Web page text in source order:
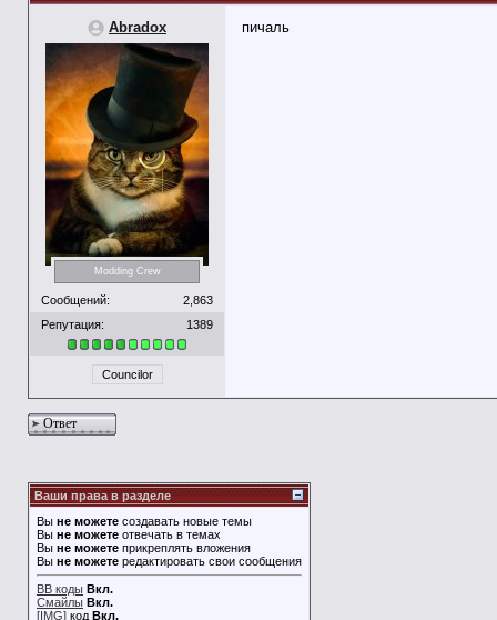
Abradox
Modding Crew
Сообщений:
2,863
Репутация:
1389
Councilor
пичаль
Ответ
Ваши права в разделе
Вы не можете создавать новые темы
Вы не можете отвечать в темах
Вы не можете прикреплять вложения
Вы не можете редактировать свои сообщения
BB коды Вкл.
Смайлы Вкл.
[IMG] код Вкл.